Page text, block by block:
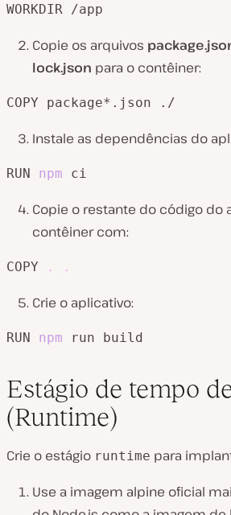
WORKDIR /app
Copie os arquivos
lock.json para o contêiner:
COPY package*.json ./
Instale as dependências do
RUN npm ci
Copie o restante do código do
contêiner com:
COPY . .
Crie o aplicativo:
RUN npm run build
Estágio de tempo
(Runtime)
Crie o estágio runtime para
Use a imagem alpine oficial